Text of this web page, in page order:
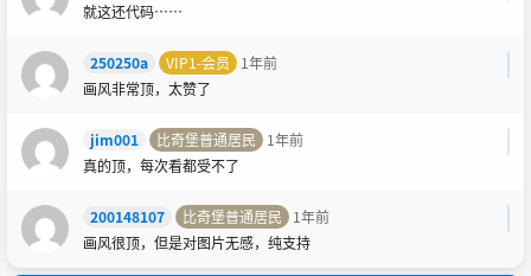
就这还代码……
250250a VIP1-会员
1年前
画风非常顶，太赞了
jim001 比奇堡普通居民
1年前
真的顶，每次看都受不了
200148107 比奇堡普通居民
1年前
画风很顶，但是对图片无感，纯支持